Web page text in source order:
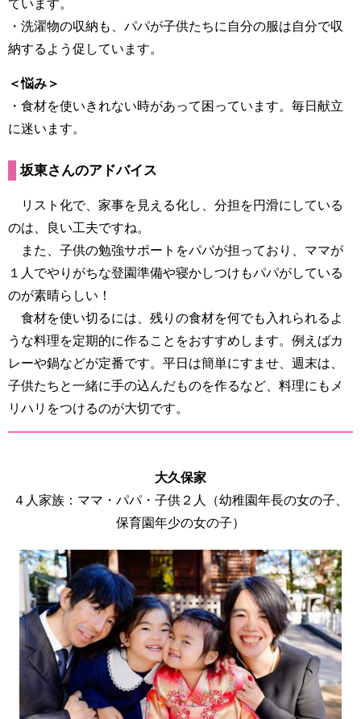
ています。
・洗濯物の収納も、パパが子供たちに自分の服は自分で収
納するよう促しています。
＜悩み＞
・食材を使いきれない時があって困っています。毎日献立
に迷います。
坂東さんのアドバイス
リスト化で、家事を見える化し、分担を円滑にしている
のは、良い工夫ですね。
また、子供の勉強サポートをパパが担っており、ママが
１人でやりがちな登園準備や寝かしつけもパパがしている
のが素晴らしい！
食材を使い切るには、残りの食材を何でも入れられるよ
うな料理を定期的に作ることをおすすめします。例えばカ
レーや鍋などが定番です。平日は簡単にすませ、週末は、
子供たちと一緒に手の込んだものを作るなど、料理にもメ
リハリをつけるのが大切です。
大久保家
４人家族：ママ・パパ・子供２人（幼稚園年長の女の子、
保育園年少の女の子）